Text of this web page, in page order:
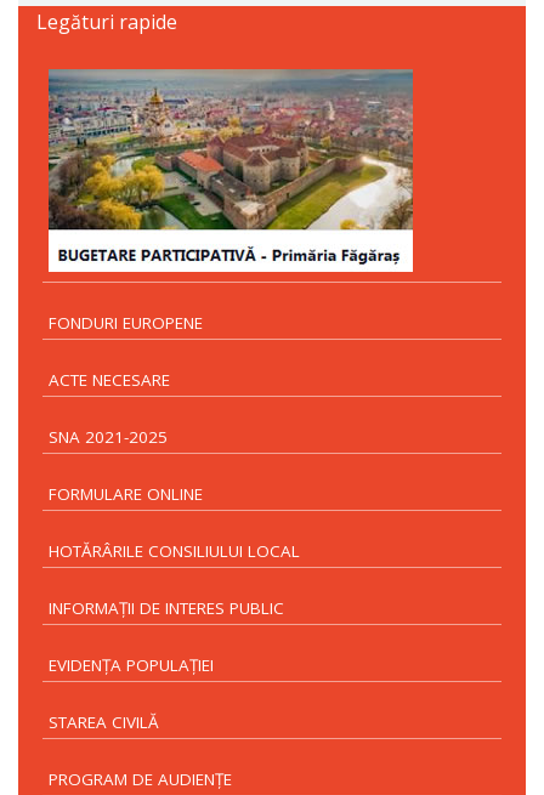
Legături rapide
FONDURI EUROPENE
ACTE NECESARE
SNA 2021-2025
FORMULARE ONLINE
HOTĂRÂRILE CONSILIULUI LOCAL
INFORMAŢII DE INTERES PUBLIC
EVIDENŢA POPULAŢIEI
STAREA CIVILĂ
PROGRAM DE AUDIENŢE